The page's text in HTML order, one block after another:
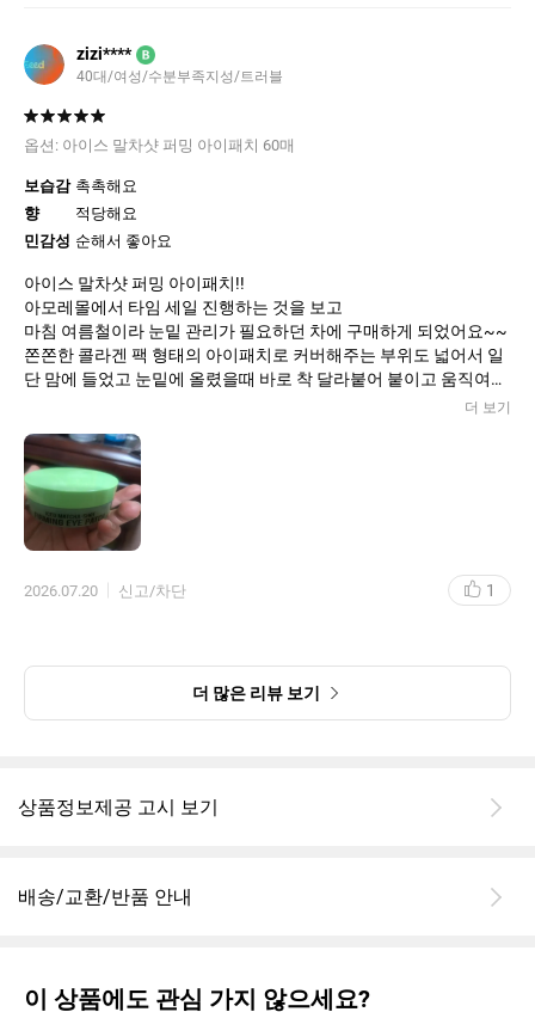
zizi**** B
40대/여성/수분부족지성/트러블
옵션: 아이스 말차샷 퍼밍 아이패치 60매
보습감 촉촉해요
향
적당해요
민감성 순해서 좋아요
아이스 말차샷 퍼밍 아이패치!!
아모레몰에서 타임 세일 진행하는 것을 보고
마침 여름철이라 눈밑 관리가 필요하던 차에 구매하게 되었어요~~
쫀쫀한 콜라겐 팩 형태의 아이패치로 커버해주는 부위도 넓어서 일
단 맘에 들었고 눈밑에 올렸을때 바로 착 달라붙어 붙이고 움직여도
전혀 움직임 없이 잘 고정되어 있어요~ 아직 개선된 부분이 눈에 띄
눈 밑에 영양을 듬뿍 주는 만큼 미백과 주름에 좋은 효과 있길 바래
봐용~
더 보기
2026.07.20 신고/차단 1
더 많은 리뷰 보기
상품정보제공 고시 보기
배송/교환/반품 안내
이 상품에도 관심 가지 않으세요?